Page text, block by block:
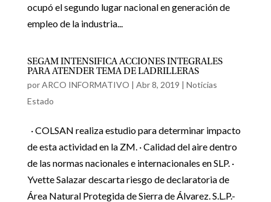
ocupó el segundo lugar nacional en generación de
empleo de la industria...
SEGAM INTENSIFICA ACCIONES INTEGRALES
PARA ATENDER TEMA DE LADRILLERAS
porARCO INFORMATIVO | Abr 8, 2019 | Noticias
Estado
· COLSAN realiza estudio para determinar impacto
de esta actividad en la ZM. · Calidad del aire dentro
de las normas nacionales e internacionales en SLP. ·
Yvette Salazar descarta riesgo de declaratoria de
Área Natural Protegida de Sierra de Álvarez. S.L.P.-